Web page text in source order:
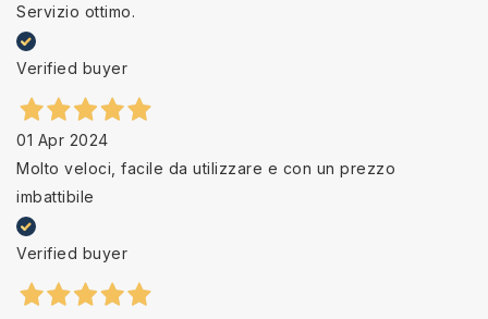
Servizio ottimo.
Verified buyer
01 Apr 2024
Molto veloci, facile da utilizzare e con un prezzo
imbattibile
Verified buyer